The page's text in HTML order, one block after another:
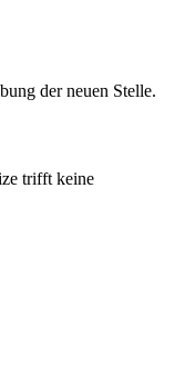
der neuen Stelle.
trifft keine